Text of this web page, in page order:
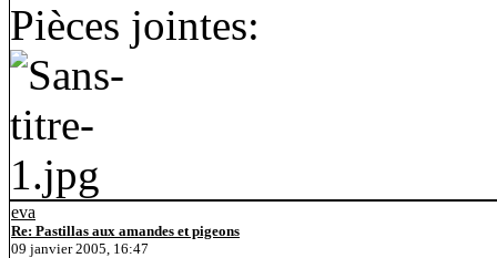
Pièces jointes:
eva
Re: Pastillas aux amandes et pigeons
09 janvier 2005, 16:47